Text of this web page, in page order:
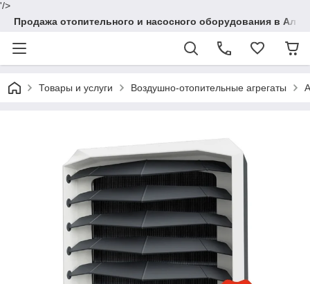
'/>
Продажа отопительного и насосного оборудования в
Товары и услуги Воздушно-отопительные агрегаты